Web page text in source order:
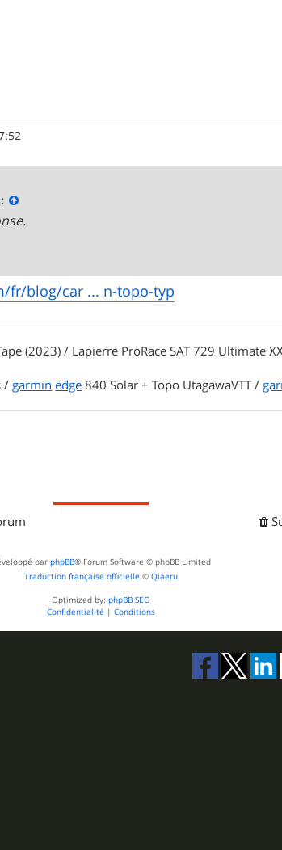
fr/blog/car ... n-topo-typ
(2023) / Lapierre ProRace SAT 729 Ultimate
/ garmin edge 840 Solar + Topo UtagawaVTT /
par phpBB® Forum Software © phpBB Limited
Traduction française officielle © Qiaeru
Optimized by: phpBB SEO
Confidentialité | Conditions